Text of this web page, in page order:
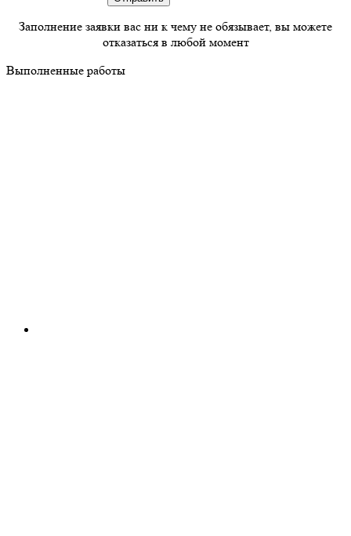
Заполнение заявки вас ни к чему не обязывает, вы можете
отказаться в любой момент
Выполненные работы